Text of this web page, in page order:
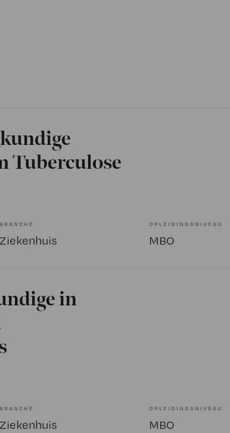
Tuberculose
BRANCHE
Ziekenhuis
OPLEIDINGSNIVEAU
MBO
in
BRANCHE
Ziekenhuis
OPLEIDINGSNIVEAU
MBO